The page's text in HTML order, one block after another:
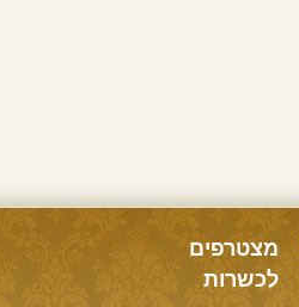
מצטרפים
לכשרות